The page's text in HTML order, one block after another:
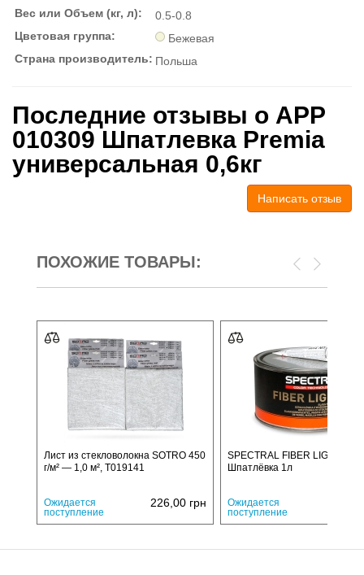
Вес или Объем (кг, л):
0.5-0.8
Цветовая группа:
Бежевая
Страна производитель: Польша
Последние отзывы о APP
010309 Шпатлевка Premia
универсальная 0,6кг
Написать отзыв
ПОХОЖИЕ ТОВАРЫ:
Лист из стекловолокна SOTRO 450
г/м² — 1,0 м², T019141
Ожидается
поступление
226,00 грн
SPECTRAL FIBER LIGHT
Шпатлёвка 1л
Ожидается
поступление